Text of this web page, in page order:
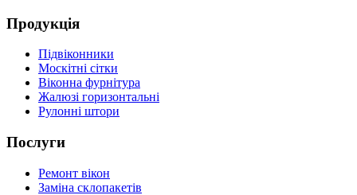
Продукція
Підвіконники
Москітні сітки
Віконна фурнітура
Жалюзі горизонтальні
Рулонні штори
Послуги
Ремонт вікон
Заміна склопакетів